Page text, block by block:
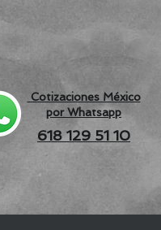
Cotizaciones México
por Whatsapp
618 129 51 10